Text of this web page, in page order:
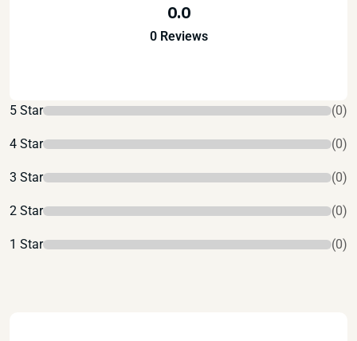
0.0
0 Reviews
5 Star (0)
4 Star (0)
3 Star (0)
2 Star (0)
1 Star (0)